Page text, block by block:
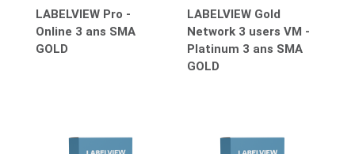
LABELVIEW Pro -
Online 3 ans SMA
GOLD
LABELVIEW Gold
Network 3 users VM -
Platinum 3 ans SMA
GOLD